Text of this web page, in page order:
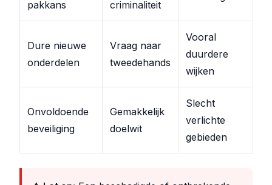
pakkans
criminaliteit
Dure nieuwe
onderdelen
Vraag naar
tweedehands
Vooral
duurdere
wijken
Onvoldoende
beveiliging
Gemakkelijk
doelwit
Slecht
verlichte
gebieden